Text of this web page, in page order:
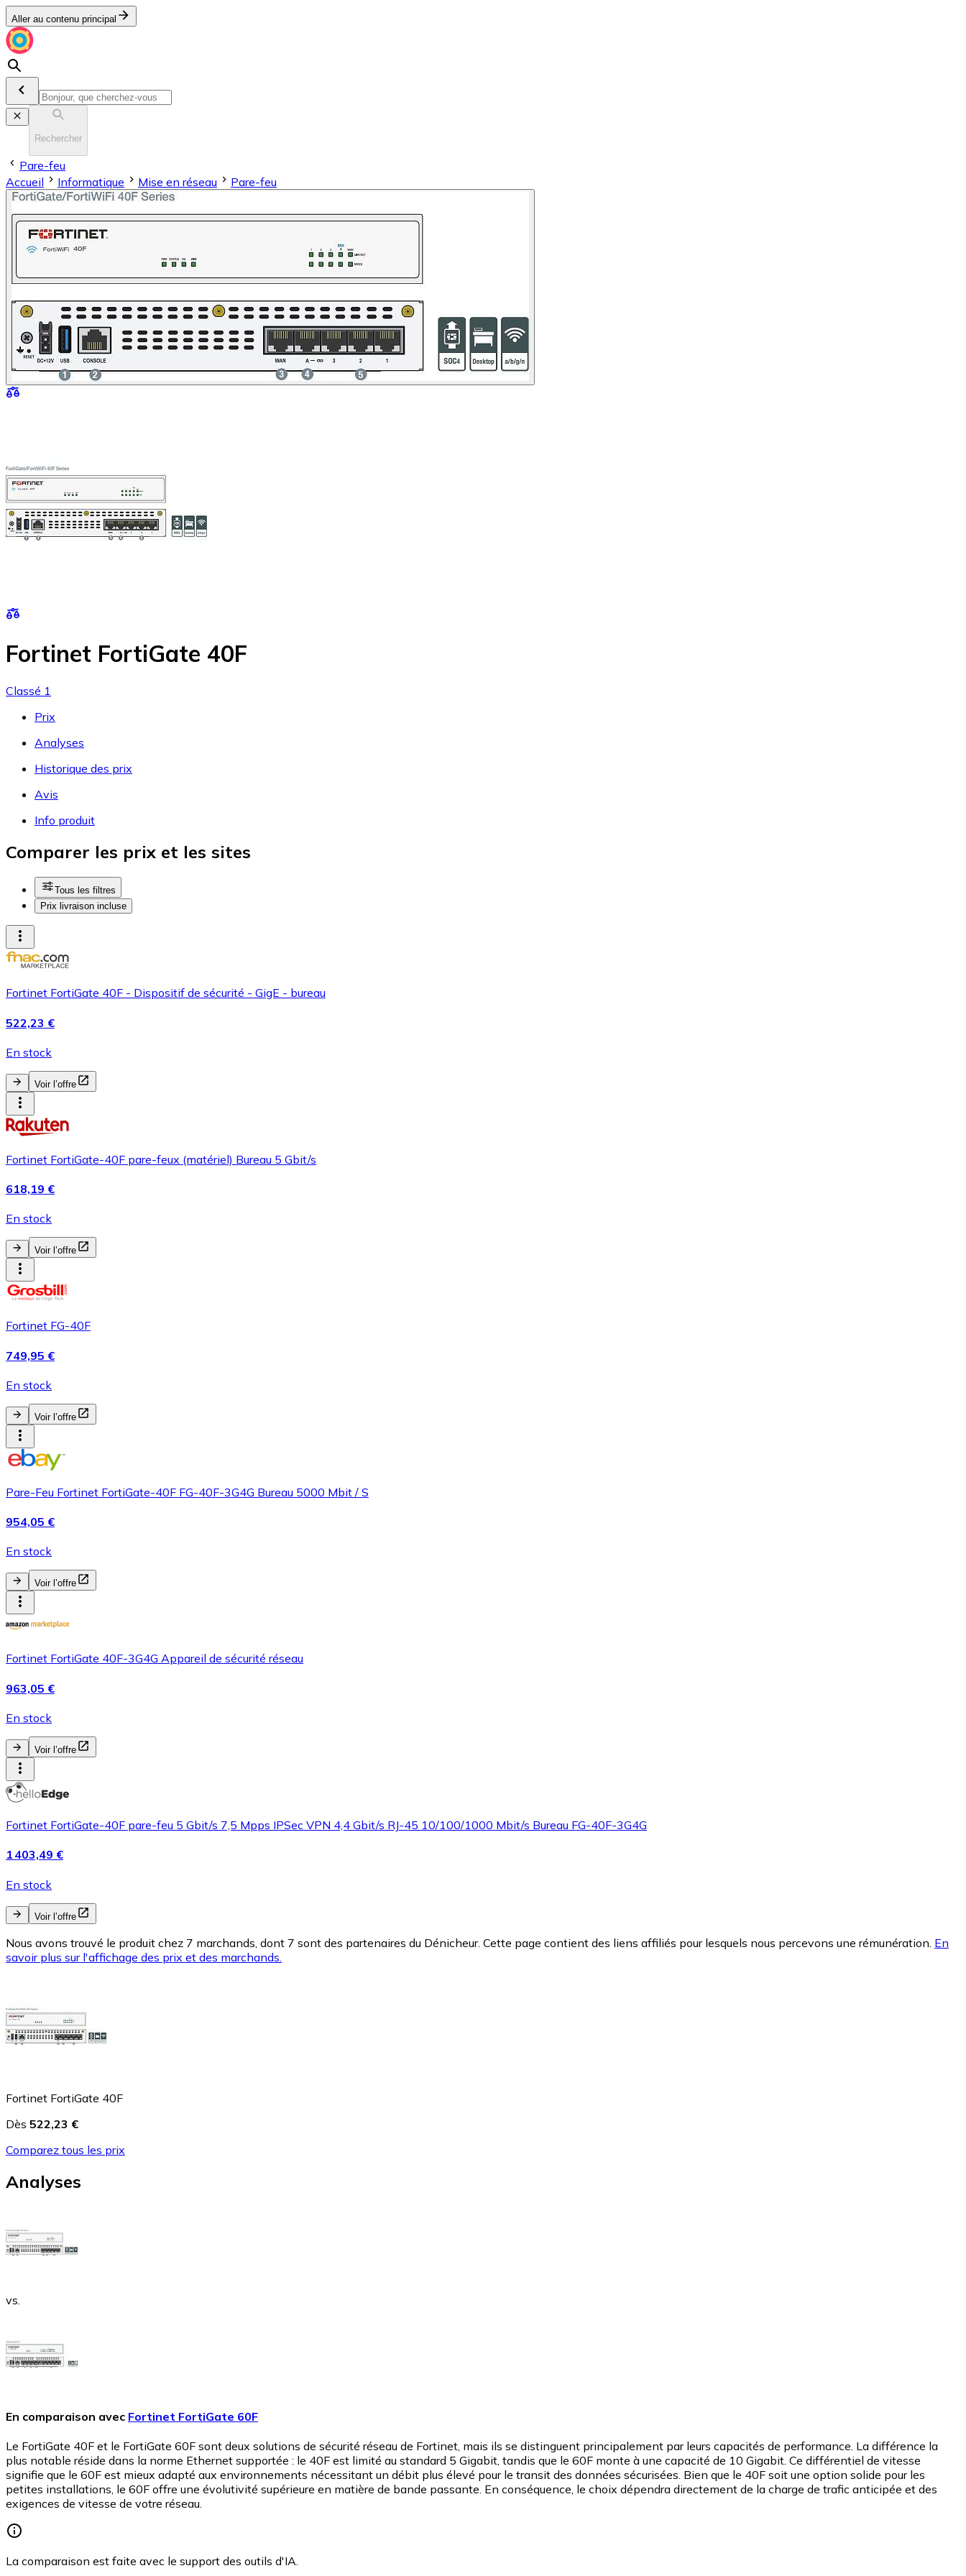
Aller au contenu principal
Rechercher
Pare-feu
Accueil
Informatique Mise en réseau Pare-feu
Fortinet FortiGate 40F
Classé 1
Prix
Analyses
Historique des prix
Avis
Info produit
Comparer les prix et les sites
Tous les filtres
Prix livraison incluse
Fortinet FortiGate 40F - Dispositif de sécurité - GigE - bureau
522,23 €
En stock
Voir l’offre
Fortinet FortiGate-40F pare-feux (matériel) Bureau 5 Gbit/s
618,19 €
En stock
Voir l’offre
Fortinet FG-40F
749,95 €
En stock
Voir l’offre
Pare-Feu Fortinet FortiGate-40F FG-40F-3G4G Bureau 5000 Mbit / S
954,05 €
En stock
Voir l’offre
Fortinet FortiGate 40F-3G4G Appareil de sécurité réseau
963,05 €
En stock
Voir l’offre
Fortinet FortiGate-40F pare-feu 5 Gbit/s 7,5 Mpps IPSec VPN 4,4 Gbit/s RJ-45 10/100/1000 Mbit/s Bureau FG-40F-3G4G
1 403,49 €
En stock
Voir l’offre
Nous avons trouvé le produit chez 7 marchands, dont 7 sont des partenaires du Dénicheur. Cette page contient des liens affiliés pour lesquels nous percevons une rémunération. En
savoir plus sur l'affichage des prix et des marchands.
Fortinet FortiGate 40F
Dès 522,23 €
Comparez tous les prix
Analyses
vs.
En comparaison avec Fortinet FortiGate 60F
Le FortiGate 40F et le FortiGate 60F sont deux solutions de sécurité réseau de Fortinet, mais ils se distinguent principalement par leurs capacités de performance. La différence la
plus notable réside dans la norme Ethernet supportée : le 40F est limité au standard 5 Gigabit, tandis que le 60F monte à une capacité de 10 Gigabit. Ce différentiel de vitesse
signifie que le 60F est mieux adapté aux environnements nécessitant un débit plus élevé pour le transit des données sécurisées. Bien que le 40F soit une option solide pour les
petites installations, le 60F offre une évolutivité supérieure en matière de bande passante. En conséquence, le choix dépendra directement de la charge de trafic anticipée et des
exigences de vitesse de votre réseau.
La comparaison est faite avec le support des outils d'IA.